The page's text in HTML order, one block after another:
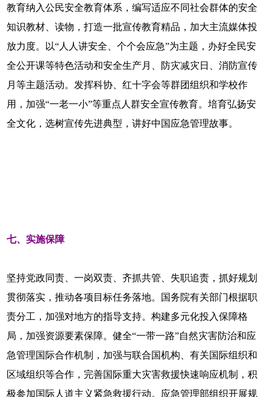
教育纳入公民安全教育体系，编写适应不同社会群体的安全
知识教材、读物，打造一批宣传教育精品，加大主流媒体投
放力度。以“人人讲安全、个个会应急”为主题，办好全民安
全公开课等特色活动和安全生产月、防灾减灾日、消防宣传
月等主题活动。发挥科协、红十字会等群团组织和学校作
用，加强“一老一小”等重点人群安全宣传教育。培育弘扬安
全文化，选树宣传先进典型，讲好中国应急管理故事。
七、实施保障
坚持党政同责、一岗双责、齐抓共管、失职追责，抓好规划
贯彻落实，推动各项目标任务落地。国务院有关部门根据职
责分工，加强对地方的指导支持。构建多元化投入保障格
局，加强资源要素保障。健全“一带一路”自然灾害防治和应
急管理国际合作机制，加强与联合国机构、有关国际组织和
区域组织等合作，完善国际重大灾害救援快速响应机制，积
极参加国际人道主义紧急救援行动。应急管理部组织开展规